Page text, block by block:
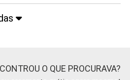
O QUE PROCURAVA?